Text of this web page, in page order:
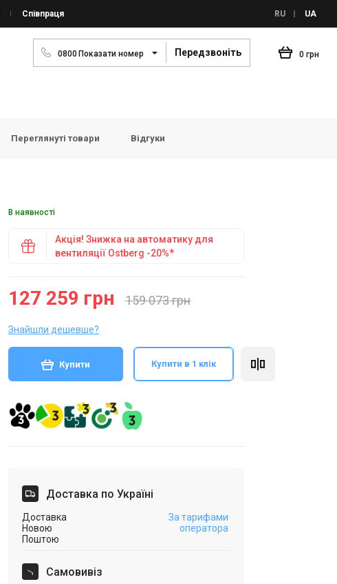
Співпраця RU UA
0800Показати номер Передзвоніть 0 грн
Переглянуті товари Відгуки
В наявності
Акція! Знижка на автоматику для
вентиляції Ostberg -20%*
127 259 грн 159 073 грн
Знайшли дешевше?
Купити Купити в 1 клік
Доставка по Україні
Доставка
Новою
Поштою
За тарифами
оператора
Самовивіз